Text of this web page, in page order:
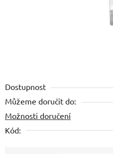
Dostupnost
Můžeme doručit do:
Možnosti doručení
Kód: